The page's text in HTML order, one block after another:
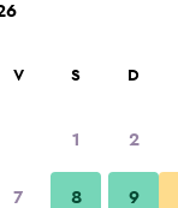
por noche
V S D
1 2
7 8 9